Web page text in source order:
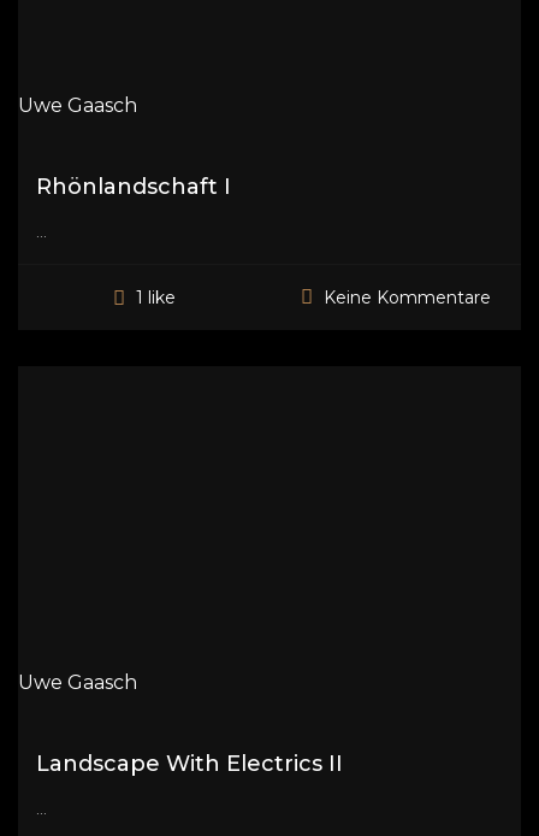
Uwe Gaasch
Rhönlandschaft I
...
1 like Keine Kommentare
Uwe Gaasch
Landscape With Electrics II
...